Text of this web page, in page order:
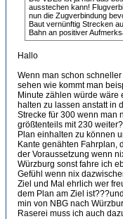
ausstechen kann!
nun die Zugverbindung
Baut vernünftig Strecken
Bahn an positiver
Hallo
Wenn man schon
sehen wie kommt man
Minute zählen würde wäre
halten zu lassen anstatt in
Strecke für 300 wenn man
größtenteils mit 230
Plan einhalten zu können
Kante genähten Fahrplan,
der Voraussetzung wenn
Würzburg sonst fahre ich
Gefühl wenn nix
Ziel und Mal ehrlich wer
dem Plan am Ziel
min von NBG nach
Raserei muss ich auch